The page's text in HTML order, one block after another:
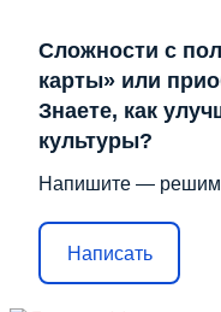
Сложности с
карты» или
Знаете, как
культуры?
Напишите —
Написать